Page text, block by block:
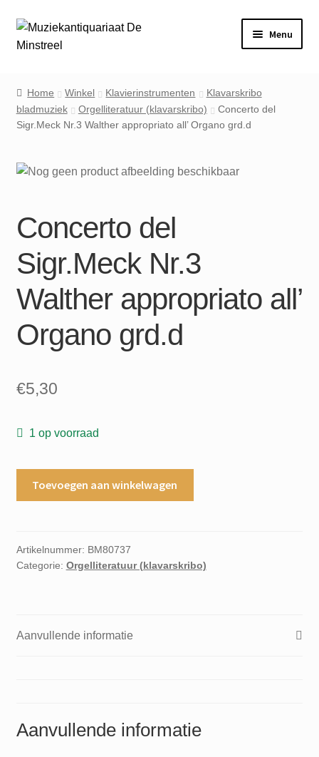
Ga
door
Ga
naar
Menu
Contact
Mijn account
Home Winkel Klavierinstrumenten
Klavarskribo
bladmuziek
Orgelliteratuur (klavarskribo)
Concerto del
Sigr.Meck Nr.3 Walther appropriato all’ Organo grd.d
Concerto del
Sigr.Meck Nr.3
Walther appropriato all’
Organo grd.d
€5,30
1 op voorraad
Walther
appropriato
aantal
Toevoegen aan winkelwagen
Artikelnummer: BM80737
Categorie: Orgelliteratuur (klavarskribo)
Aanvullende informatie
Aanvullende informatie